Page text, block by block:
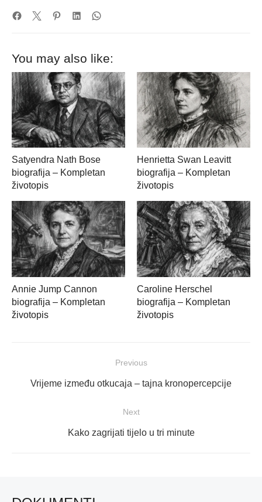
You may also like:
Satyendra Nath Bose
biografija – Kompletan
životopis
Henrietta Swan Leavitt
biografija – Kompletan
životopis
Annie Jump Cannon
biografija – Kompletan
životopis
Caroline Herschel
biografija – Kompletan
životopis
objava
Previous
Previous
Vrijeme između otkucaja – tajna kronopercepcije
Next
Next
Kako zagrijati tijelo u tri minute